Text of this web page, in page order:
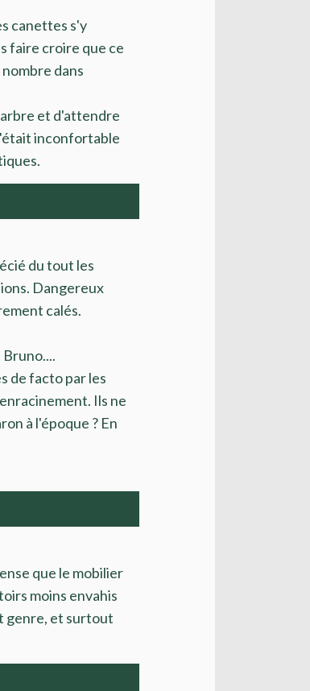
canettes s'y
faire croire que ce
dans
et d'attendre
inconfortable
du tout les
Dangereux
calés.
de facto par les
Ils ne
à l'époque ? En
que le mobilier
moins envahis
genre, et surtout